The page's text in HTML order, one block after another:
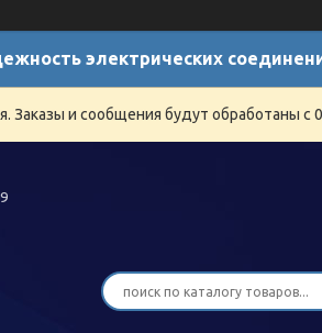
электрических
Заказы и сообщения будут обработаны с